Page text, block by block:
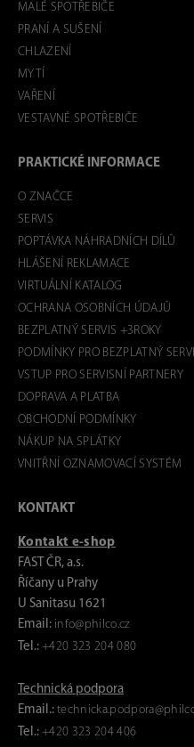
MALÉ SPOTŘEBIČE
PRANÍ A SUŠENÍ
CHLAZENÍ
MYTÍ
VAŘENÍ
VESTAVNÉ SPOTŘEBIČE
PRAKTICKÉ INFORMACE
O ZNAČCE
SERVIS
POPTÁVKA NÁHRADNÍCH DÍLŮ
HLÁŠENÍ REKLAMACE
VIRTUÁLNÍ KATALOG
OCHRANA OSOBNÍCH ÚDAJŮ
BEZPLATNÝ SERVIS +3ROKY
PODMÍNKY PRO BEZPLATNÝ
VSTUP PRO SERVISNÍ PARTNERY
DOPRAVA A PLATBA
OBCHODNÍ PODMÍNKY
NÁKUP NA SPLÁTKY
VNITŘNÍ OZNAMOVACÍ SYSTÉM
KONTAKT
Kontakt e-shop
FAST ČR, a.s.
Říčany u Prahy
U Sanitasu 1621
Email: info@philco.cz
Tel.: +420 323 204 080
Technická podpora
Email.:
Tel.: +420 323 204 406